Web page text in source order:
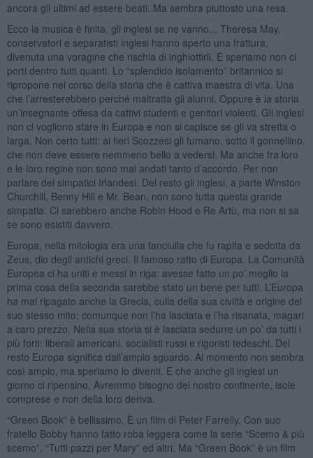
ancora gli ultimi ad essere beati. Ma sembra piuttosto una resa.
Ecco la musica è finita, gli inglesi se ne vanno... Theresa May,
conservatori e separatisti inglesi hanno aperto una frattura,
divenuta una voragine che rischia di inghiottirli. E speriamo non ci
porti dentro tutti quanti. Lo “splendido isolamento” britannico si
ripropone nel corso della storia che è cattiva maestra di vita. Una
che l’arresterebbero perché maltratta gli alunni. Oppure è la storia
un’insegnante offesa da cattivi studenti e genitori violenti. Gli inglesi
non ci vogliono stare in Europa e non si capisce se gli va stretta o
larga. Non certo tutti: ai fieri Scozzesi gli fumano, sotto il gonnellino,
che non deve essere nemmeno bello a vedersi. Ma anche fra loro
e le loro regine non sono mai andati tanto d’accordo. Per non
parlare dei simpatici Irlandesi. Del resto gli inglesi, a parte Winston
Churchill, Benny Hill e Mr. Bean, non sono tutta questa grande
simpatia. Ci sarebbero anche Robin Hood e Re Artù, ma non si sa
se sono esistiti davvero.
Europa, nella mitologia era una fanciulla che fu rapita e sedotta da
Zeus, dio degli antichi greci. Il famoso ratto di Europa. La Comunità
Europea ci ha uniti e messi in riga: avesse fatto un po’ meglio la
prima cosa della seconda sarebbe stato un bene per tutti. L’Europa
ha mal ripagato anche la Grecia, culla della sua civiltà e origine del
suo stesso mito; comunque non l’ha lasciata e l’ha risanata, magari
a caro prezzo. Nella sua storia si è lasciata sedurre un po’ da tutti i
più forti: liberali americani, socialisti russi e rigoristi tedeschi. Del
resto Europa significa dall’ampio sguardo. Al momento non sembra
così ampio, ma speriamo lo diventi. E che anche gli inglesi un
giorno ci ripensino. Avremmo bisogno del nostro continente, isole
comprese e non della loro deriva.
“Green Book” è bellissimo. È un film di Peter Farrelly. Con suo
fratello Bobby hanno fatto roba leggera come la serie “Scemo & più
scemo”, “Tutti pazzi per Mary” ed altri. Ma “Green Book” è un film